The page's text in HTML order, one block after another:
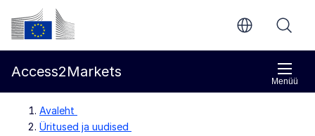
Põhisisu juurde
Euroopa Komisjon
Menüü
Access2Markets
Avaleht
Üritused ja uudised